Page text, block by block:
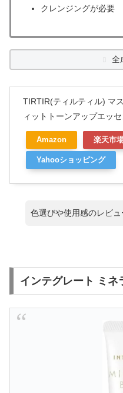
クレンジングが必要
全
TIRTIR(ティルティル) マ
ィットトーンアップエッセ
Amazon 楽天市
Yahooショッピング
色選びや使用感のレビ
インテグレート ミネ